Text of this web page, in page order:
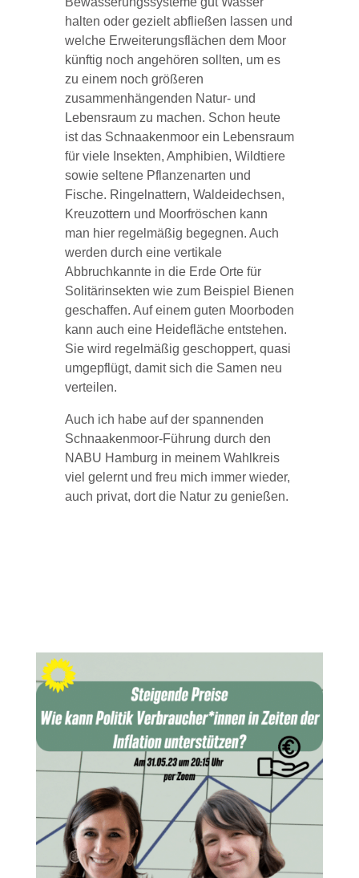
halten oder gezielt abfließen lassen und
welche Erweiterungsflächen dem Moor
künftig noch angehören sollten, um es
zu einem noch größeren
zusammenhängenden Natur- und
Lebensraum zu machen. Schon heute
ist das Schnaakenmoor ein Lebensraum
für viele Insekten, Amphibien, Wildtiere
sowie seltene Pflanzenarten und
Fische. Ringelnattern, Waldeidechsen,
Kreuzottern und Moorfröschen kann
man hier regelmäßig begegnen. Auch
werden durch eine vertikale
Abbruchkannte in die Erde Orte für
Solitärinsekten wie zum Beispiel Bienen
geschaffen. Auf einem guten Moorboden
kann auch eine Heidefläche entstehen.
Sie wird regelmäßig geschoppert, quasi
umgepflügt, damit sich die Samen neu
verteilen.
Auch ich habe auf der spannenden
Schnaakenmoor-Führung durch den
NABU Hamburg in meinem Wahlkreis
viel gelernt und freu mich immer wieder,
auch privat, dort die Natur zu genießen.